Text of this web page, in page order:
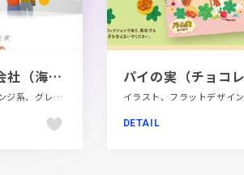
日本海洋事業株式会社（海洋調査・深海調査・特殊船舶運航）
かわいい、イラスト、オレンジ系、グレー系、コーポレートサイト、スクロールエフェクト、テクノロジー・サイエンス、ナチュラル、ブルー系、ホワイト系、モーション多め、大きめ写真、自動車・乗り物・交通
DETAIL